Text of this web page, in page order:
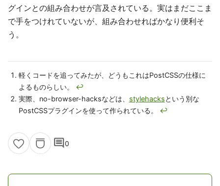
グインとの組み合わせが言及されている。実はまだここま
で手をつけれていないが、組み合わせればかなり便利そ
う。
軽くコードを追ってみたが、どうもこれはPostCSSの仕様に
よるものらしい。 ↩
実際、no-browser-hacksなどは、 stylehacksという別な
PostCSSプラグインを使って作られている。 ↩
comment0